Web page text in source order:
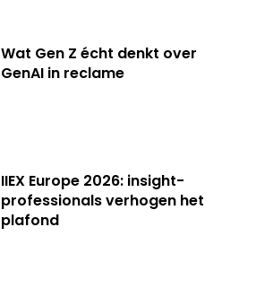
Wat Gen Z écht denkt over
GenAI in reclame
IIEX Europe 2026: insight-
professionals verhogen het
plafond